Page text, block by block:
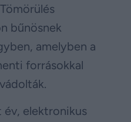
bűnösnek
amelyben a
forrásokkal
év, elektronikus